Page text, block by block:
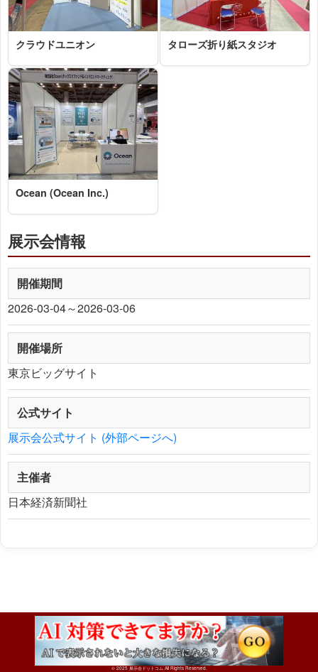
クラウドユニオン
2026-03-04 15:17:16=>202603020009
タローズ折り紙スタジオ
2026-03-04 15:13:55=>202603020008
Ocean (Ocean Inc.)
2026-03-04 15:09:19=>202603020004
展示会情報
開催期間
2026-03-04～2026-03-06
開催場所
東京ビッグサイト
公式サイト
展示会公式サイト (外部ページへ)
主催者
日本経済新聞社
特集リクエストはこちらseisaku@jmesse.com
© 2025 展示会ドットコム All Rights Reserved.